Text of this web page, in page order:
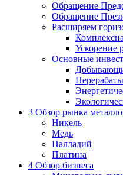
Обращение
Обращение
Расширяем
Ускорение
Основные
3 Обзор рынка
Никель
Медь
Палладий
Платина
4 Обзор бизнеса